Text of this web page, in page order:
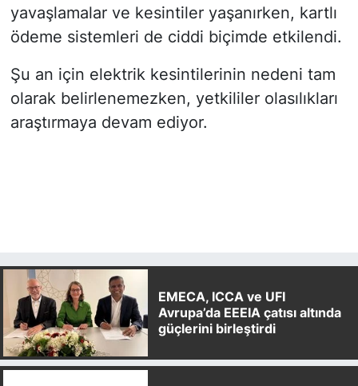
yavaşlamalar ve kesintiler yaşanırken, kartlı
ödeme sistemleri de ciddi biçimde etkilendi.
Şu an için elektrik kesintilerinin nedeni tam
olarak belirlenemezken, yetkililer olasılıkları
araştırmaya devam ediyor.
EMECA, ICCA ve UFI
Avrupa’da EEEIA çatısı altında
güçlerini birleştirdi